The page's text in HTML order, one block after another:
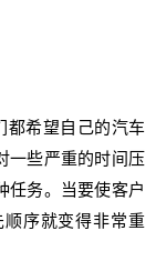
希望自己的汽车
一些严重的时间压
任务。当要使客户
序就变得非常重